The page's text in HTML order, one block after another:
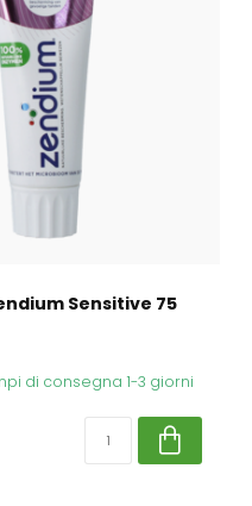
Sensitive 75
di consegna 1-3 giorni